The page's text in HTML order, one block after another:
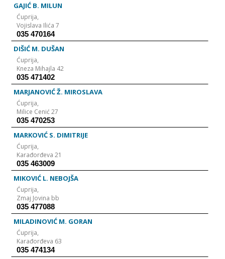
GAJIĆ B. MILUN
Ćuprija,
Vojislava Ilića 7
035 470164
DIŠIĆ M. DUŠAN
Ćuprija,
Kneza Mihajla 42
035 471402
MARJANOVIĆ Ž. MIROSLAVA
Ćuprija,
Milice Cenić 27
035 470253
MARKOVIĆ S. DIMITRIJE
Ćuprija,
Karađorđeva 21
035 463009
MIKOVIĆ L. NEBOJŠA
Ćuprija,
Zmaj Jovina bb
035 477088
MILADINOVIĆ M. GORAN
Ćuprija,
Karađorđeva 63
035 474134